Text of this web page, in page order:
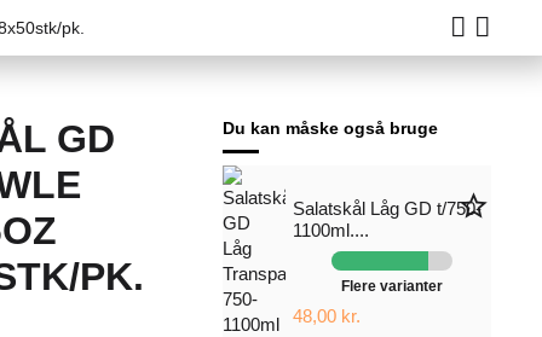
pk.
GD
PK.
Du kan måske også bruge
Salatskål Låg GD t/750-
1100ml....
star_border
Flere varianter
48,00 kr.